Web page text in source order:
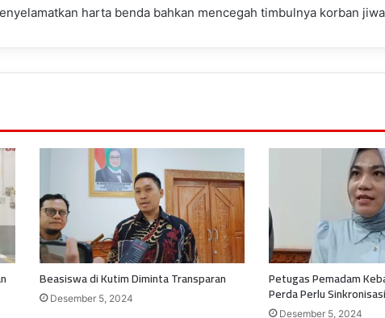
harta benda bahkan mencegah timbulnya korban
Beasiswa di Kutim Diminta Transparan
Desember 5, 2024
Petugas Pemadam
Perda Perlu Sinkronisasi
Desember 5, 2024